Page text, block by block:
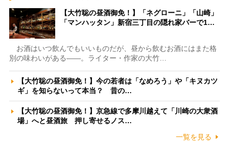
【大竹聡の昼酒御免！】「ネグローニ」「山崎」
「マンハッタン」新宿三丁目の隠れ家バーで1…
お酒はいつ飲んでもいいものだが、昼から飲むお酒にはまた格
別の味わいがある――。ライター・作家の大竹…
【大竹聡の昼酒御免！】今の若者は「なめろう」や「キヌカツ
ギ」を知らないって本当？ 昔の…
【大竹聡の昼酒御免！】京急線で多摩川越えて「川崎の大衆酒
場」へと昼酒旅 押し寄せるノス…
一覧を見る